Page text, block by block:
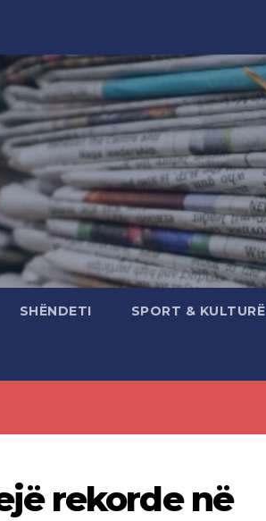
SHËNDETI SPORT & KULTURË
rekorde në